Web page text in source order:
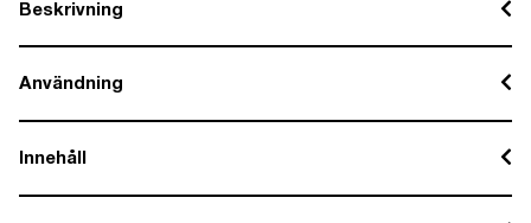
Beskrivning
Användning
Innehåll